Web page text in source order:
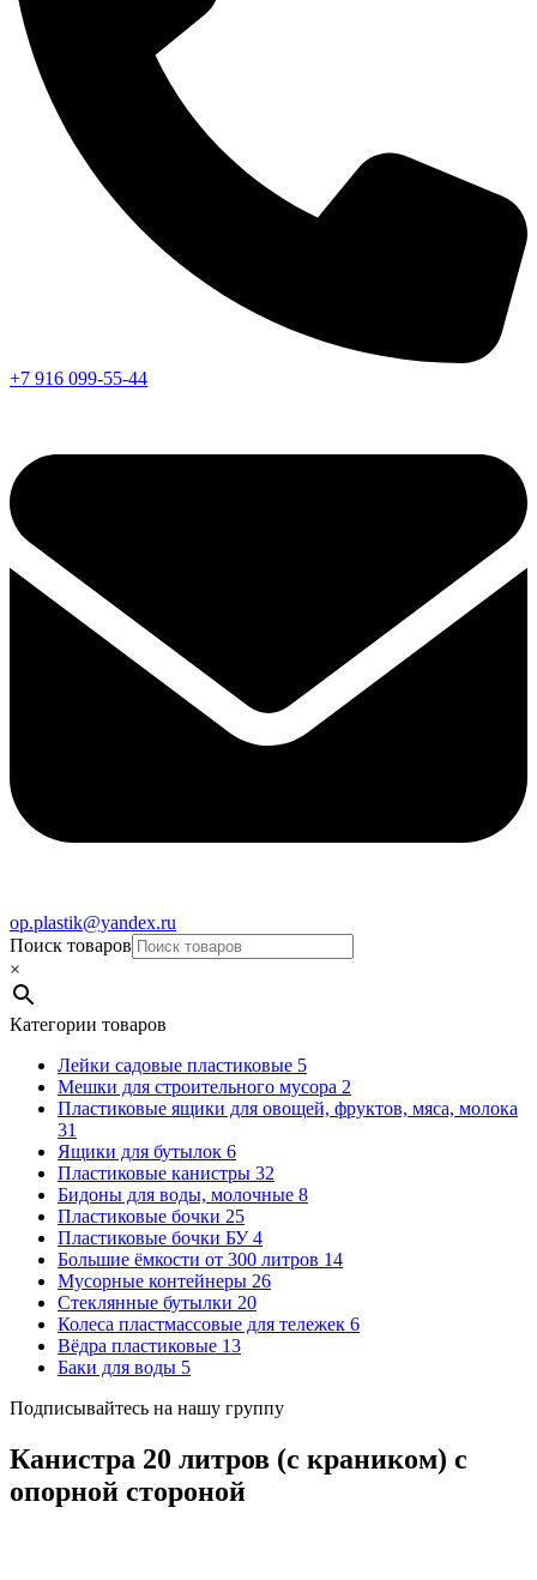
+7 916 099-55-44
op.plastik@yandex.ru
Поиск товаров
×
Категории товаров
Лейки садовые пластиковые 5
Мешки для строительного мусора 2
Пластиковые ящики для овощей, фруктов, мяса, молока
31
Ящики для бутылок 6
Пластиковые канистры 32
Бидоны для воды, молочные 8
Пластиковые бочки 25
Пластиковые бочки БУ4
Большие ёмкости от 300 литров 14
Мусорные контейнеры 26
Стеклянные бутылки 20
Колеса пластмассовые для тележек 6
Вёдра пластиковые 13
Баки для воды 5
Подписывайтесь на нашу группу
Канистра 20 литров (с краником) с
опорной стороной